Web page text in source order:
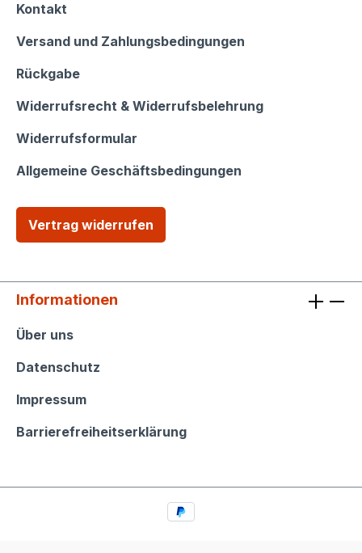
Kontakt
Versand und Zahlungsbedingungen
Rückgabe
Widerrufsrecht & Widerrufsbelehrung
Widerrufsformular
Allgemeine Geschäftsbedingungen
Vertrag widerrufen
Informationen
Informationen
Über uns
Datenschutz
Impressum
Barrierefreiheitserklärung